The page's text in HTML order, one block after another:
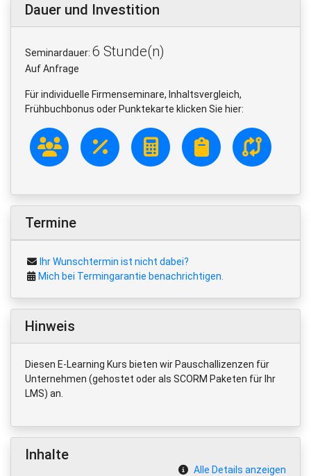
Dauer und Investition
Seminardauer: 6 Stunde(n)
Auf Anfrage
Für individuelle Firmenseminare, Inhaltsvergleich,
Frühbuchbonus oder Punktekarte klicken Sie hier:
Termine
Ihr Wunschtermin ist nicht dabei?
Mich bei Termingarantie benachrichtigen.
Hinweis
Diesen E-Learning Kurs bieten wir Pauschallizenzen für
Unternehmen (gehostet oder als SCORM Paketen für Ihr
LMS) an.
Inhalte
Alle Details anzeigen